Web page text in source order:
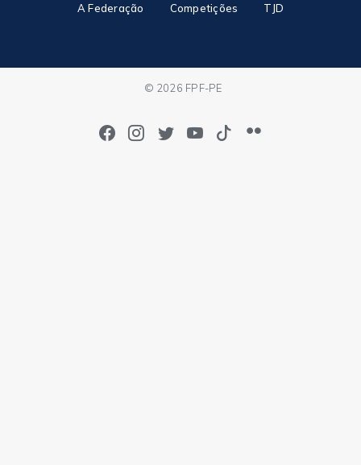
A Federação Competições TJD
© 2026 FPF-PE